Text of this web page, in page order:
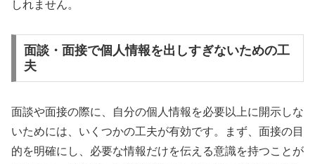
しれません。
面談・面接で個人情報を出しすぎないための工
夫
面談や面接の際に、自分の個人情報を必要以上に開示しな
いためには、いくつかの工夫が有効です。まず、面接の目
的を明確にし、必要な情報だけを伝える意識を持つことが